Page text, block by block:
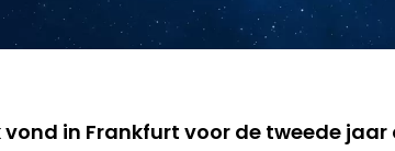
vond in Frankfurt voor de tweede